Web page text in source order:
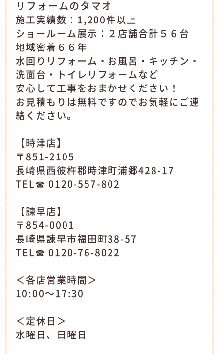
リフォームのタマオ
施工実績数：1,200件以上
ショールーム展示：２店舗合計５６台
地域密着６６年
水回りリフォーム・お風呂・キッチン・
洗面台・トイレリフォームなど
安心して工事をおまかせください！
お見積もりは無料ですのでお気軽にご連
絡ください。
【時津店】
〒851-2105
長崎県西彼杵郡時津町浦郷428-17
TEL☎ 0120-557-802
【諫早店】
〒854-0001
長崎県諫早市福田町38-57
TEL☎ 0120-76-8022
＜各店営業時間＞
10:00～17:30
＜定休日＞
水曜日、日曜日